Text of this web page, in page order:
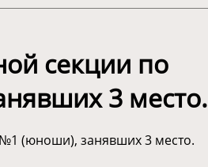
секции по
3 место.
(юноши), занявших 3 место.